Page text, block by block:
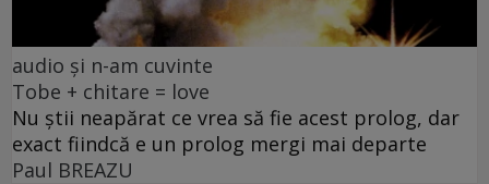
audio și n-am cuvinte
Tobe + chitare = love
Nu știi neapărat ce vrea să fie acest prolog, dar
exact fiindcă e un prolog mergi mai departe
Paul BREAZU